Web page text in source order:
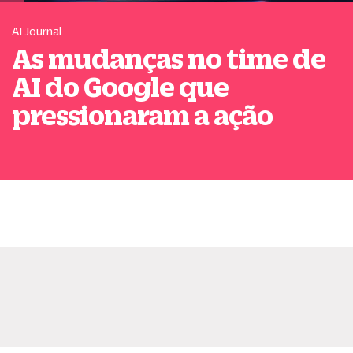
AI Journal
As mudanças no time de
AI do Google que
pressionaram a ação